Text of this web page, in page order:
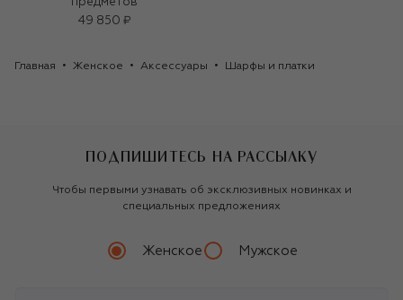
предметов
49 850 ₽
Главная Женское Аксессуары Шарфы и платки
ПОДПИШИТЕСЬ НА РАССЫЛКУ
Чтобы первыми узнавать об эксклюзивных новинках и
специальных предложениях
Женское Мужское